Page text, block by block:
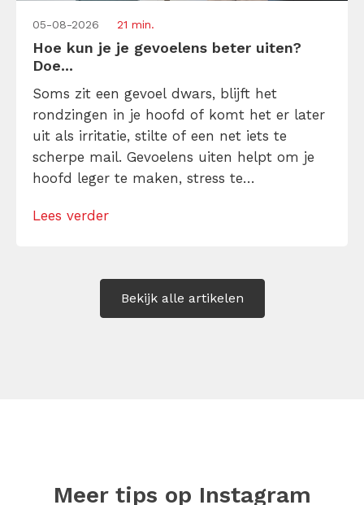
05-08-2026 21 min.
Hoe kun je je gevoelens beter uiten?
Doe...
Soms zit een gevoel dwars, blijft het
rondzingen in je hoofd of komt het er later
uit als irritatie, stilte of een net iets te
scherpe mail. Gevoelens uiten helpt om je
hoofd leger te maken, stress te
Maar hoe doe je dat zonder drama, verwijt
Lees verder
Bekijk alle artikelen
Meer tips op Instagram